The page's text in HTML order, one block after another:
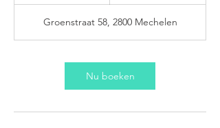
r
Groenstraat 58, 2800 Mechelen
Nu boeken